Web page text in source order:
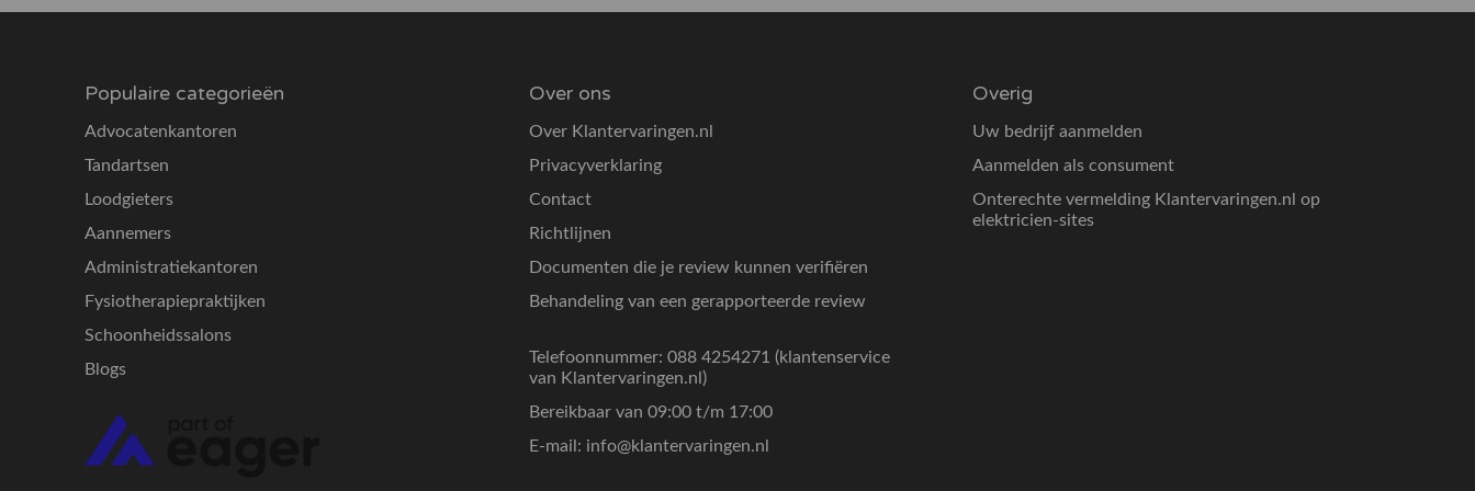
Populaire categorieën
Advocatenkantoren
Tandartsen
Loodgieters
Aannemers
Administratiekantoren
Fysiotherapiepraktijken
Schoonheidssalons
Blogs
Over ons
Over Klantervaringen.nl
Privacyverklaring
Contact
Richtlijnen
Documenten die je review kunnen verifiëren
Behandeling van een gerapporteerde review
Telefoonnummer: 088 4254271 (klantenservice
van Klantervaringen.nl)
Bereikbaar van 09:00 t/m 17:00
E-mail: info@klantervaringen.nl
Overig
Uw bedrijf aanmelden
Aanmelden als consument
Onterechte vermelding Klantervaringen.nl op
elektricien-sites